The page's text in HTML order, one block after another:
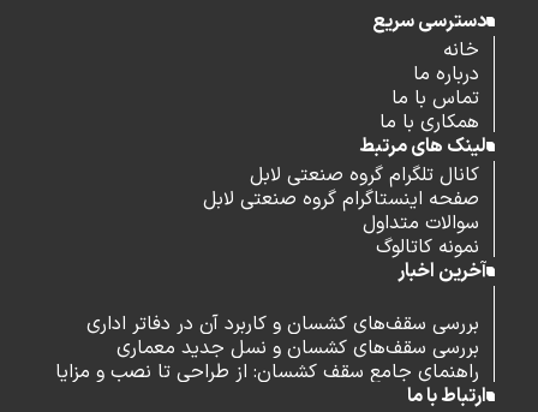
دسترسی سریع
خانه
درباره ما
تماس با ما
همکاری با ما
لینک های مرتبط
کانال تلگرام گروه صنعتی لابل
صفحه اینستاگرام گروه صنعتی لابل
سوالات متداول
نمونه کاتالوگ
آخرین اخبار
بررسی سقف‌های کشسان و کاربرد آن در دفاتر اداری
بررسی سقف‌های کشسان و نسل جدید معماری
راهنمای جامع سقف کشسان: از طراحی تا نصب و مزایا
ارتباط با ما